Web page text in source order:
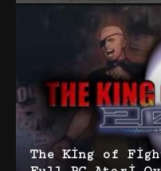
The King of